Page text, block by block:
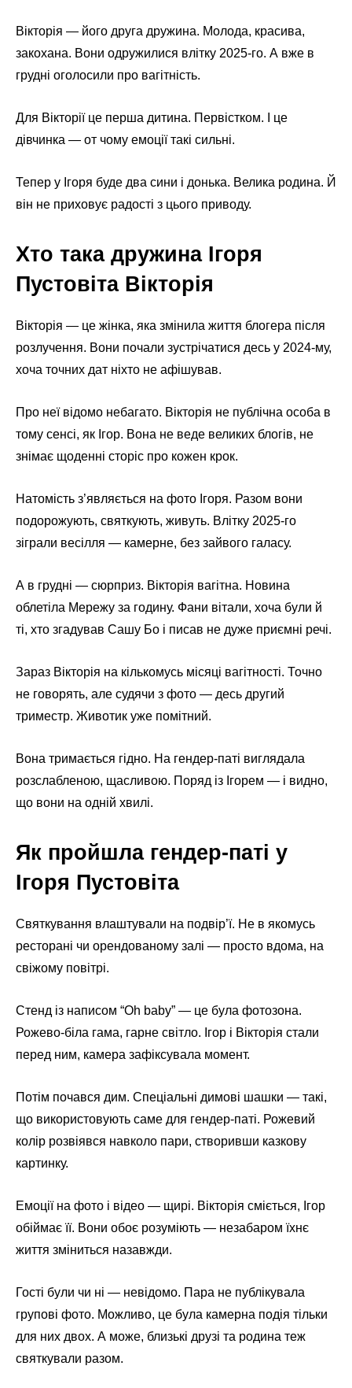
Вікторія — його друга дружина. Молода, красива,
закохана. Вони одружилися влітку 2025-го. А вже в
грудні оголосили про вагітність.
Для Вікторії це перша дитина. Первістком. І це
дівчинка — от чому емоції такі сильні.
Тепер у Ігоря буде два сини і донька. Велика родина. Й
він не приховує радості з цього приводу.
Хто така дружина Ігоря
Пустовіта Вікторія
Вікторія — це жінка, яка змінила життя блогера після
розлучення. Вони почали зустрічатися десь у 2024-му,
хоча точних дат ніхто не афішував.
Про неї відомо небагато. Вікторія не публічна особа в
тому сенсі, як Ігор. Вона не веде великих блогів, не
знімає щоденні сторіс про кожен крок.
Натомість з’являється на фото Ігоря. Разом вони
подорожують, святкують, живуть. Влітку 2025-го
зіграли весілля — камерне, без зайвого галасу.
А в грудні — сюрприз. Вікторія вагітна. Новина
облетіла Мережу за годину. Фани вітали, хоча були й
ті, хто згадував Сашу Бо і писав не дуже приємні речі.
Зараз Вікторія на кількомусь місяці вагітності. Точно
не говорять, але судячи з фото — десь другий
триместр. Животик уже помітний.
Вона тримається гідно. На гендер-паті виглядала
розслабленою, щасливою. Поряд із Ігорем — і видно,
що вони на одній хвилі.
Як пройшла гендер-паті у
Ігоря Пустовіта
Святкування влаштували на подвір’ї. Не в якомусь
ресторані чи орендованому залі — просто вдома, на
свіжому повітрі.
Стенд із написом “Oh baby” — це була фотозона.
Рожево-біла гама, гарне світло. Ігор і Вікторія стали
перед ним, камера зафіксувала момент.
Потім почався дим. Спеціальні димові шашки — такі,
що використовують саме для гендер-паті. Рожевий
колір розвіявся навколо пари, створивши казкову
картинку.
Емоції на фото і відео — щирі. Вікторія сміється, Ігор
обіймає її. Вони обоє розуміють — незабаром їхнє
життя зміниться назавжди.
Гості були чи ні — невідомо. Пара не публікувала
групові фото. Можливо, це була камерна подія тільки
для них двох. А може, близькі друзі та родина теж
святкували разом.